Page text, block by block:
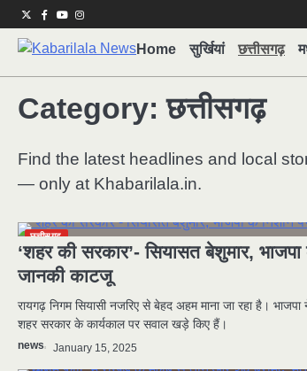
Skip
to
content
Twitter
Facebook
YoutubeInstagram
Home सुर्खियां छत्तीसगढ़
Category:छत्तीसगढ़
Find the latest headlines and local
— only at Khabarilala.in.
छत्तीसगढ़
‘शहर की सरकार’- सियासत बेशुमार,
जानकी काटजू
रायगढ़ निगम सियासी नजरिए से बेहद अहम माना जा रहा है। भाजपा
शहर सरकार के कार्यकाल पर सवाल खड़े किए हैं।
news January 15, 2025